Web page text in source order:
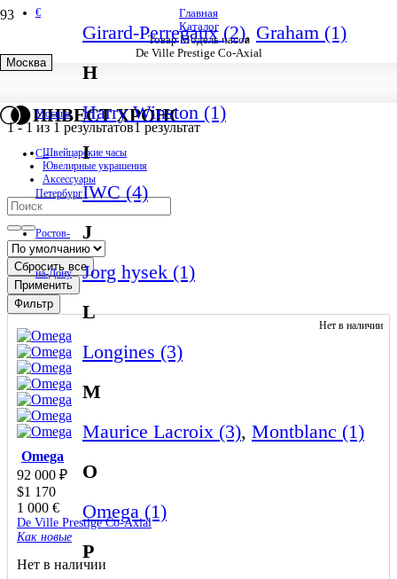
€
Москва
Москва
С.-
Петербург
Ростов-
на-Дону
Girard-Perregaux (2), Graham (1)
H
Harry Winston (1)
I
IWC (4)
J
Jorg hysek (1)
L
Longines (3)
M
Maurice Lacroix (3), Montblanc (1)
O
Omega (1)
P
ИНВЕСТ ХРОНО
Главная
Каталог
Товар Модель часов
De Ville Prestige Co‑Axial
1-1 из 1 результатов1 результат
Швейцарские часы
Ювелирные украшения
Аксессуары
Сбросить все
Применить
Фильтр
Нет в наличии
Omega
92 000 ₽
$1 170
1 000 €
De Ville Prestige Co‑Axial
Как новые
Нет в наличии